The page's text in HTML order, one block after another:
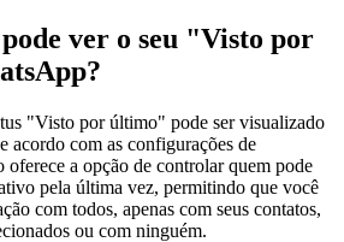
ver o seu "Visto por
"Visto por último" pode ser visualizado
acordo com as configurações de
a opção de controlar quem pode
pela última vez, permitindo que você
com todos, apenas com seus contatos,
ou com ninguém.